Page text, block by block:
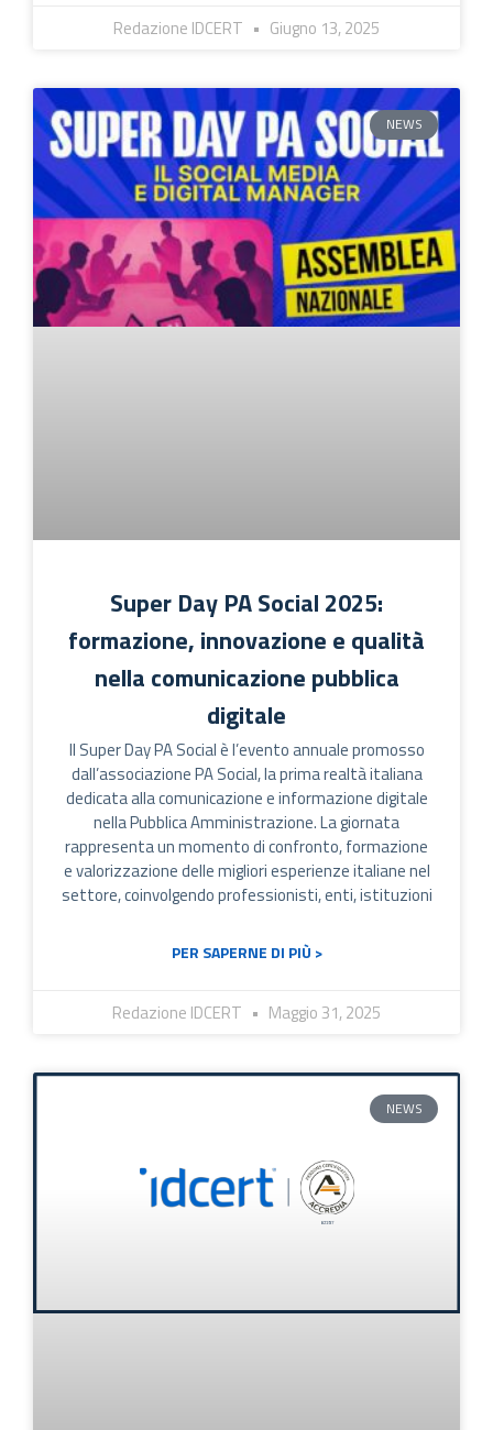
Redazione IDCERT Giugno 13, 2025
NEWS
Super Day PA Social 2025:
formazione, innovazione e qualità
nella comunicazione pubblica
digitale
Il Super Day PA Social è l’evento annuale promosso
dall’associazione PA Social, la prima realtà italiana
dedicata alla comunicazione e informazione digitale
nella Pubblica Amministrazione. La giornata
rappresenta un momento di confronto, formazione
e valorizzazione delle migliori esperienze italiane nel
settore, coinvolgendo professionisti, enti, istituzioni
PER SAPERNE DI PIÙ >
Redazione IDCERT Maggio 31, 2025
NEWS